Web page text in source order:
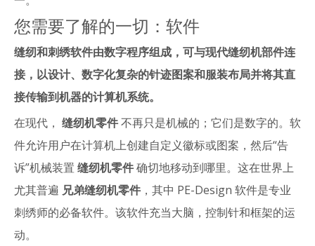
您需要了解的一切：软件
缝纫和刺绣软件由数字程序组成，可与现代缝纫机部件连
接，以设计、数字化复杂的针迹图案和服装布局并将其直
接传输到机器的计算机系统。
在现代， 缝纫机零件不再只是机械的；它们是数字的。软
件允许用户在计算机上创建自定义徽标或图案，然后“告
诉”机械装置 缝纫机零件确切地移动到哪里。这在世界上
尤其普遍 兄弟缝纫机零件 ，其中 PE-Design 软件是专业
刺绣师的必备软件。该软件充当大脑，控制针和框架的运
动。